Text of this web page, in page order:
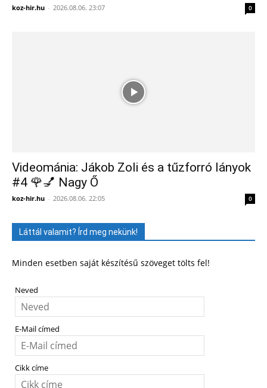
koz-hir.hu - 2026.08.06. 23:07 0
Videománia: Jákob Zoli és a tűzforró lányok
#4 🌹💅 Nagy Ő
koz-hir.hu - 2026.08.06. 22:05 0
Láttál valamit? Írd meg nekünk!
Minden esetben saját készítésű szöveget tölts fel!
Neved
E-Mail címed
Cikk címe